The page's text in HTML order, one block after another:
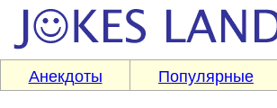
Анекдоты Популярные